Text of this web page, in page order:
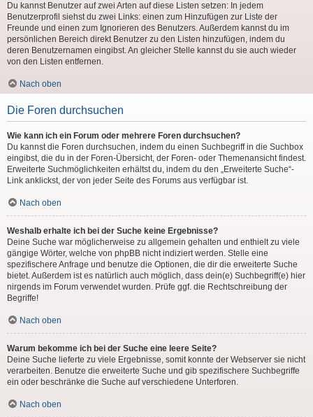
Du kannst Benutzer auf zwei Arten auf diese Listen setzen: In jedem
Benutzerprofil siehst du zwei Links: einen zum Hinzufügen zur Liste der
Freunde und einen zum Ignorieren des Benutzers. Außerdem kannst du im
persönlichen Bereich direkt Benutzer zu den Listen hinzufügen, indem du
deren Benutzernamen eingibst. An gleicher Stelle kannst du sie auch wieder
von den Listen entfernen.
Nach oben
Die Foren durchsuchen
Wie kann ich ein Forum oder mehrere Foren durchsuchen?
Du kannst die Foren durchsuchen, indem du einen Suchbegriff in die Suchbox
eingibst, die du in der Foren-Übersicht, der Foren- oder Themenansicht findest.
Erweiterte Suchmöglichkeiten erhältst du, indem du den „Erweiterte Suche“-
Link anklickst, der von jeder Seite des Forums aus verfügbar ist.
Nach oben
Weshalb erhalte ich bei der Suche keine Ergebnisse?
Deine Suche war möglicherweise zu allgemein gehalten und enthielt zu viele
gängige Wörter, welche von phpBB nicht indiziert werden. Stelle eine
spezifischere Anfrage und benutze die Optionen, die dir die erweiterte Suche
bietet. Außerdem ist es natürlich auch möglich, dass dein(e) Suchbegriff(e) hier
nirgends im Forum verwendet wurden. Prüfe ggf. die Rechtschreibung der
Begriffe!
Nach oben
Warum bekomme ich bei der Suche eine leere Seite?
Deine Suche lieferte zu viele Ergebnisse, somit konnte der Webserver sie nicht
verarbeiten. Benutze die erweiterte Suche und gib spezifischere Suchbegriffe
ein oder beschränke die Suche auf verschiedene Unterforen.
Nach oben